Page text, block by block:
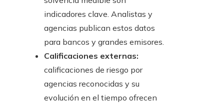
indicadores clave. Analistas y
agencias publican estos datos
para bancos y grandes emisores.
Calificaciones externas:
calificaciones de riesgo por
agencias reconocidas y su
evolución en el tiempo ofrecen